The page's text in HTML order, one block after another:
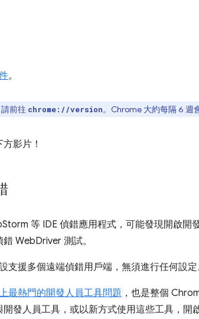
。
前往 chrome://version。Chrome 大約每隔 6 週
影片！
等 IDE 偵錯應用程式，可能發現開啟開
WebDriver 測試。
支援多個遠端偵錯用戶端，無須進行任何設定
最熱門的開發人員工具問題 ，也是整個
發人員工具，或以新方式使用這些工具，開